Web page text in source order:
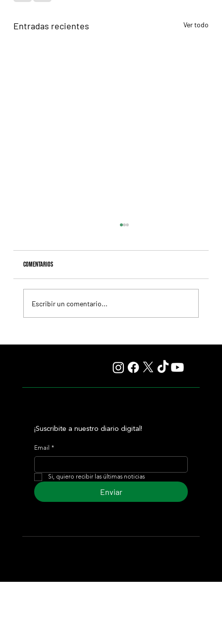
Entradas recientes Ver todo
Comentarios
Escribir un comentario...
¡Suscribite a nuestro diario digital!
Email *
Si, quiero recibir las últimas noticias
Enviar